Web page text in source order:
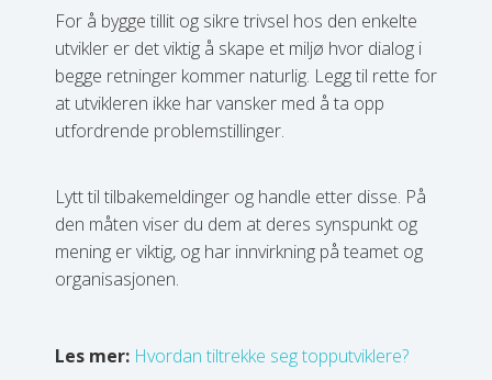
For å bygge tillit og sikre trivsel hos den enkelte
utvikler er det viktig å skape et miljø hvor dialog i
begge retninger kommer naturlig. Legg til rette for
at utvikleren ikke har vansker med å ta opp
utfordrende problemstillinger.
Lytt til tilbakemeldinger og handle etter disse. På
den måten viser du dem at deres synspunkt og
mening er viktig, og har innvirkning på teamet og
organisasjonen.
Les mer: Hvordan tiltrekke seg topputviklere?